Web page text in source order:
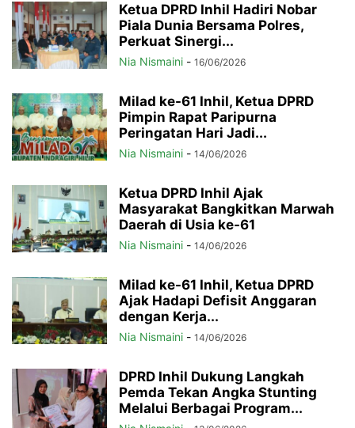
Ketua DPRD Inhil Hadiri Nobar
Piala Dunia Bersama Polres,
Perkuat Sinergi...
Nia Nismaini - 16/06/2026
Milad ke-61 Inhil, Ketua DPRD
Pimpin Rapat Paripurna
Peringatan Hari Jadi...
Nia Nismaini - 14/06/2026
Ketua DPRD Inhil Ajak
Masyarakat Bangkitkan Marwah
Daerah di Usia ke-61
Nia Nismaini - 14/06/2026
Milad ke-61 Inhil, Ketua DPRD
Ajak Hadapi Defisit Anggaran
dengan Kerja...
Nia Nismaini - 14/06/2026
DPRD Inhil Dukung Langkah
Pemda Tekan Angka Stunting
Melalui Berbagai Program...